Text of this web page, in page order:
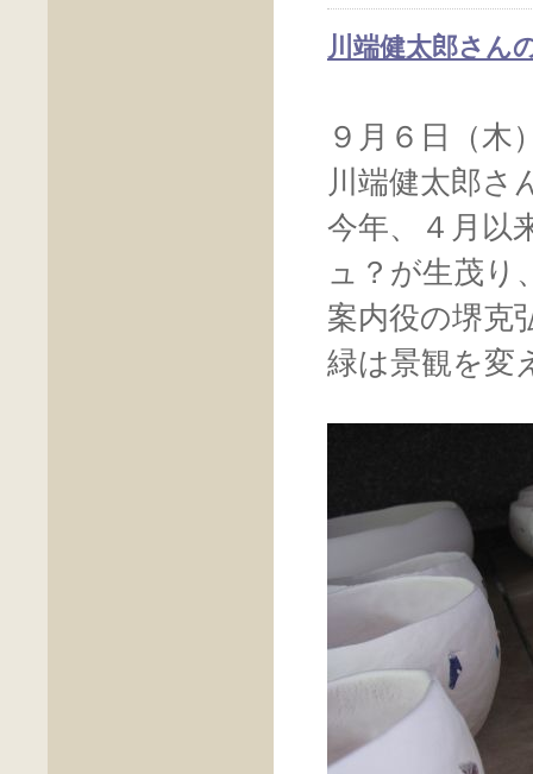
川端健太郎さん
９月６日（木
川端健太郎さ
今年、４月以
ュ？が生茂り
案内役の堺克
緑は景観を変